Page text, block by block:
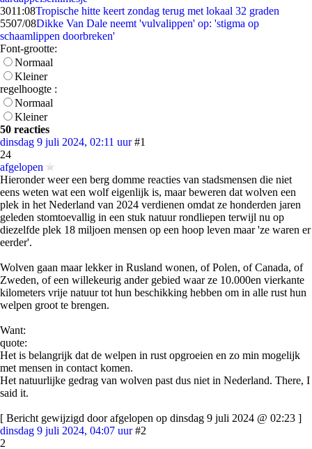
3011:08Tropische hitte keert zondag terug met lokaal 32 graden
5507/08Dikke Van Dale neemt 'vulvalippen' op: 'stigma op
schaamlippen doorbreken'
Font-grootte:
Normaal
Kleiner
regelhoogte :
Normaal
Kleiner
50 reacties
dinsdag 9 juli 2024, 02:11 uur #1
24
afgelopen
Hieronder weer een berg domme reacties van stadsmensen die niet
eens weten wat een wolf eigenlijk is, maar beweren dat wolven een
plek in het Nederland van 2024 verdienen omdat ze honderden jaren
geleden stomtoevallig in een stuk natuur rondliepen terwijl nu op
diezelfde plek 18 miljoen mensen op een hoop leven maar 'ze waren er
eerder'.
Wolven gaan maar lekker in Rusland wonen, of Polen, of Canada, of
Zweden, of een willekeurig ander gebied waar ze 10.000en vierkante
kilometers vrije natuur tot hun beschikking hebben om in alle rust hun
welpen groot te brengen.
Want:
quote:
Het is belangrijk dat de welpen in rust opgroeien en zo min mogelijk
met mensen in contact komen.
Het natuurlijke gedrag van wolven past dus niet in Nederland. There, I
said it.
[ Bericht gewijzigd door afgelopen op dinsdag 9 juli 2024 @ 02:23 ]
dinsdag 9 juli 2024, 04:07 uur #2
2